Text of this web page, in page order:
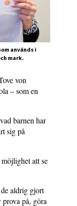
används i
mark.
von
– som en
barnen har
sig på
att se
aldrig gjort
på, göra